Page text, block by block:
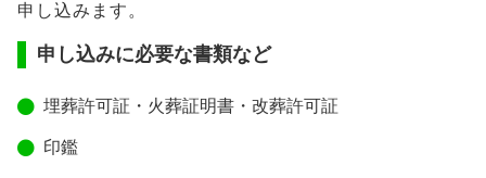
申し込みます。
申し込みに必要な書類など
埋葬許可証・火葬証明書・改葬許可証
印鑑